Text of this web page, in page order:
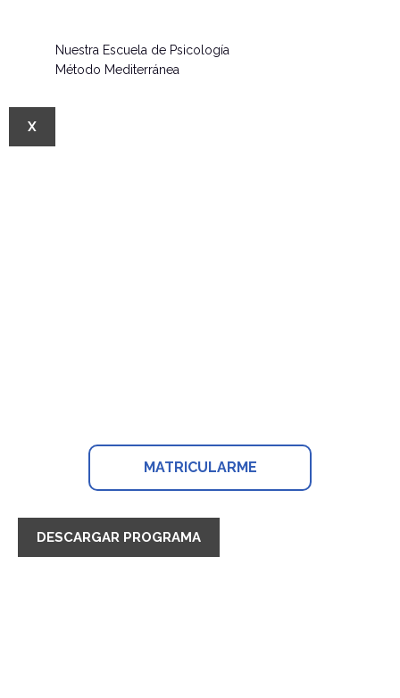
Nuestra Escuela de Psicología
Método Mediterránea
X
MATRICULARME
DESCARGAR PROGRAMA